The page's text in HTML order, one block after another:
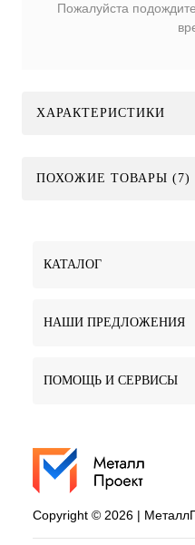
Пожалуйста
ХАРАКТЕРИСТИКИ
ПОХОЖИЕ ТОВАРЫ (7)
КАТАЛОГ
НАШИ ПРЕДЛОЖЕНИЯ
ПОМОЩЬ И СЕРВИСЫ
Copyright © 2026 |